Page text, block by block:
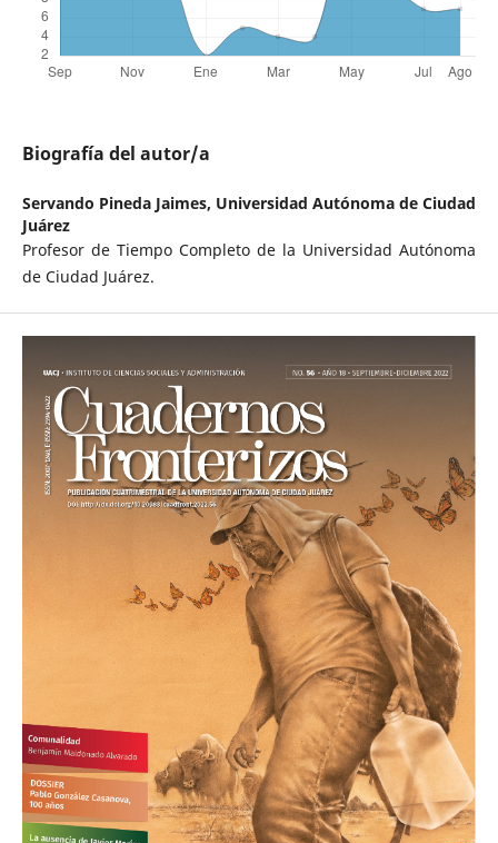
Biografía del autor/a
Servando Pineda Jaimes, Universidad Autónoma de Ciudad
Juárez
Profesor de Tiempo Completo de la Universidad Autónoma
de Ciudad Juárez.